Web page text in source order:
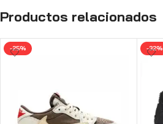
Productos relacionados
-25% -32%